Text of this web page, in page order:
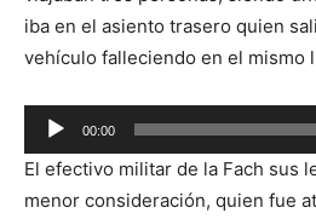
iba en el asiento trasero quien
vehículo falleciendo en el mismo
Reproductor
de
audio
00:00
El efectivo militar de la Fach sus
menor consideración, quien fue